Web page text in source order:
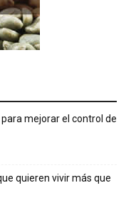
mejorar el control de
quieren vivir más que